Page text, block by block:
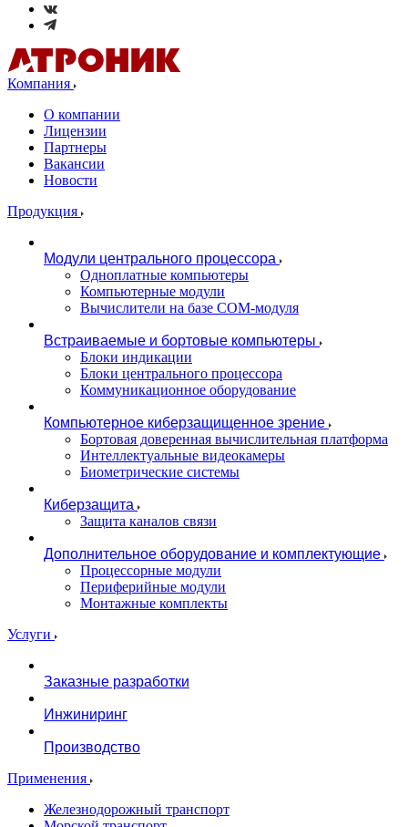
Компания
О компании
Лицензии
Партнеры
Вакансии
Новости
Продукция
Модули центрального процессора
Одноплатные компьютеры
Компьютерные модули
Вычислители на базе COM-модуля
Встраиваемые и бортовые компьютеры
Блоки индикации
Блоки центрального процессора
Коммуникационное оборудование
Компьютерное киберзащищенное зрение
Бортовая доверенная вычислительная платформа
Интеллектуальные видеокамеры
Биометрические системы
Киберзащита
Защита каналов связи
Дополнительное оборудование и комплектующие
Процессорные модули
Периферийные модули
Монтажные комплекты
Услуги
Заказные разработки
Инжиниринг
Производство
Применения
Железнодорожный транспорт